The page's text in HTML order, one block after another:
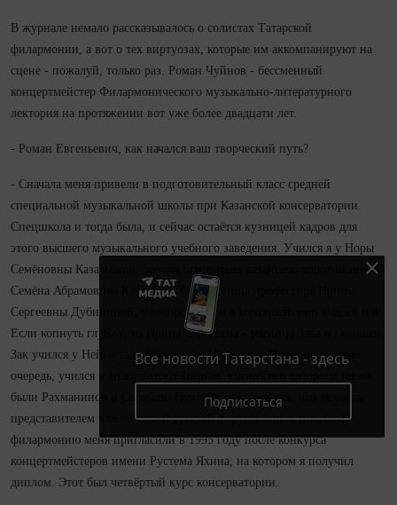
В журнале немало рассказывалось о солистах Татарской
филармонии, а вот о тех виртуозах, которые им аккомпанируют на
сцене - пожалуй, только раз. Роман Чуйнов - бессменный
концертмейстер Филармонического музыкально-литературного
лектория на протяжении вот уже более двадцати лет.
- Роман Евгеньевич, как начался ваш творческий путь?
- Сначала меня привели в подготовительный класс средней
специальной музыкальной школы при Казанской консерватории.
Спецшкола и тогда была, и сейчас остаётся кузницей кадров для
этого высшего музыкального учебного заведения. Учился я у Норы
Семёновны Казачковой, дочери основателя казанской хоровой школы
Семёна Абрамовича Казачкова. Она ученица профессора Ирины
Сергеевны Дубининой, у которой затем в консерватории учился и я.
Если копнуть глубже, то Ирина Сергеевна - ученица Зака и Оборина.
Зак учился у Нейгауза, а Оборин - у Игумнова. Игумнов, в свою
очередь, учился у знаменитого Зверева, учениками которого также
были Рахманинов и Скрябин. Поэтому могу сказать, что являюсь
представителем классической русской фортепианной школы. В
филармонию меня пригласили в 1995 году после конкурса
концертмейстеров имени Рустема Яхина, на котором я получил
диплом. Этот был четвёртый курс консерватории.
Все новости Татарстана - здесь
Подписаться